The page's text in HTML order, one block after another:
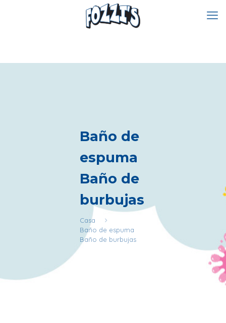
Baño de
espuma
Baño de
burbujas
Casa
Baño de espuma
Baño de burbujas